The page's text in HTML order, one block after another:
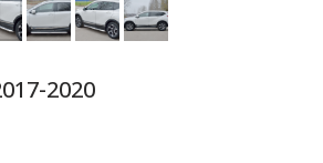
2020